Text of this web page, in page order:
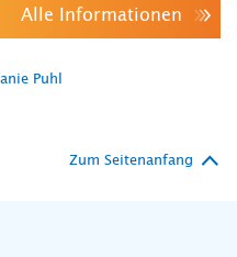
Alle Informationen
Puhl
Zum Seitenanfang